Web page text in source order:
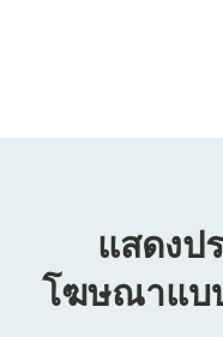
แสดงป
โฆษณาแบ